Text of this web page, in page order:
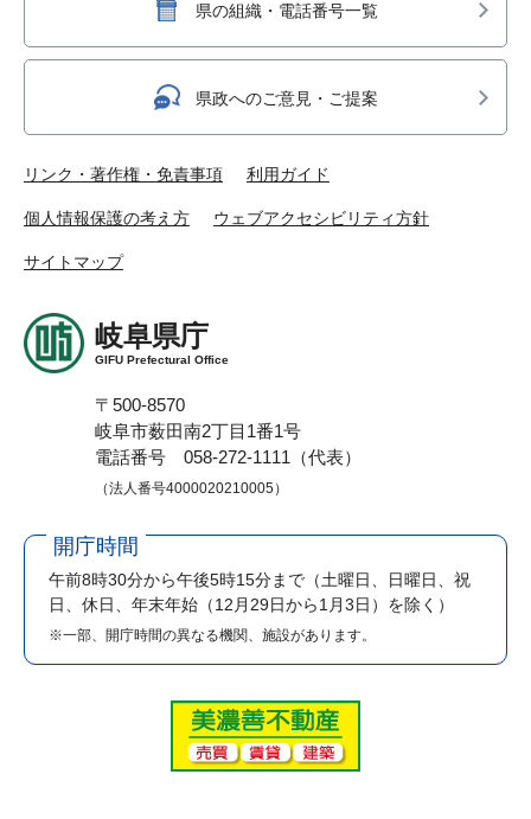
県の組織・電話番号一覧
県政へのご意見・ご提案
リンク・著作権・免責事項 利用ガイド
個人情報保護の考え方 ウェブアクセシビリティ方針
サイトマップ
岐阜県庁
GIFU Prefectural Office
〒500-8570
岐阜市薮田南2丁目1番1号
電話番号 058-272-1111（代表）
（法人番号4000020210005）
開庁時間
午前8時30分から午後5時15分まで （土曜日、日曜日、祝
日、休日、年末年始（12月29日から1月3日）を除く）
※一部、開庁時間の異なる機関、施設があります。